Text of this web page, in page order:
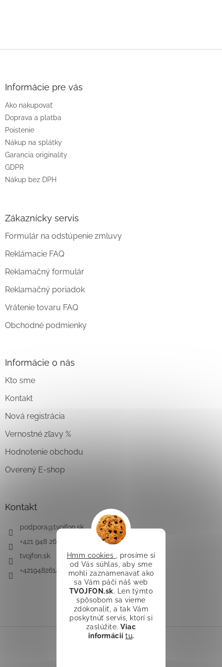
Hmm cookies
, prosíme si
od Vás súhlas, aby sme
mohli zaznamenavať ako
sa Vám páči náš web
TVOJFON.sk. Len týmto
spôsobom sa vieme
zdokonaliť, a tak Vám
poskytnúť servis, ktorí si
zaslúžite.Viac
informácií tu.
Informácie pre vás
Ako nakupovať
Doprava a platba
Poistenie
Nákup na splátky
Garancia originality
GDPR
Nákup bez DPH
Zákaznícky servis
Formulár na odstúpenie zmluvy
Reklámacie FAQ
Reklamačný formulár
Reklamačný poriadok
Vrátenie tovaru FAQ
Obchodné podmienky
Informácie o nás
Kto sme
Kontakt
Nová registrácia
Vernostné zľavy %
Hodnotenie obchodu
Overený E-shop
Kontakt
podpora@tvojfon.sk
+421 948 261 491
tvojfon.sk
+421948261491